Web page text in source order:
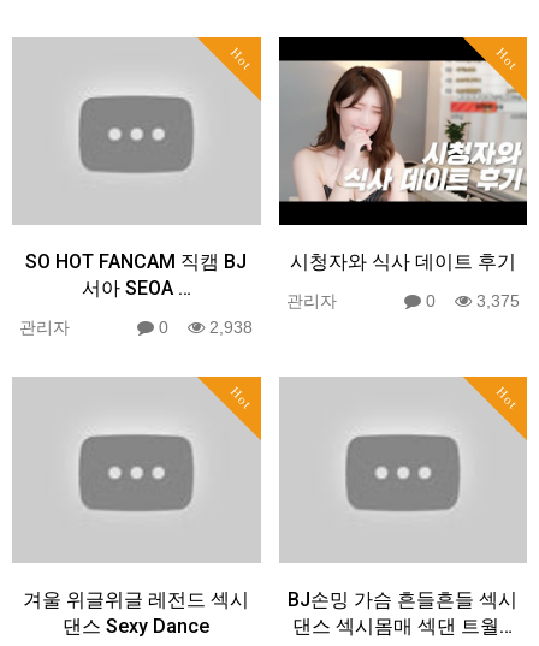
Hot
SO HOT FANCAM 직캠 BJ
서아 SEOA ️…
관리자 0 2,938
Hot
시청자와 식사 데이트 후기
관리자 0 3,375
Hot
겨울 위글위글 레전드 섹시
댄스 Sexy Dance
Hot
BJ손밍 가슴 흔들흔들 섹시
댄스 섹시몸매 섹댄 트월…